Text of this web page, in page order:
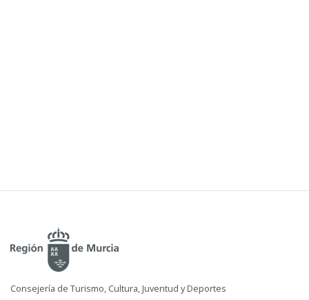
Consejería de Turismo, Cultura, Juventud y Deportes